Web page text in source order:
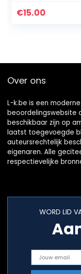
€15.00
Over ons
L-k.be is een
beoordelingswebsite
beschikbaar zijn op
laatst toegevoegde
auteursrechtelijk
eigenaren. Alle
respectievelijke
WORD LID